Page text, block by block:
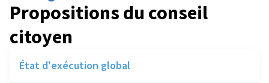
Propositions du conseil
citoyen
État d'exécution global